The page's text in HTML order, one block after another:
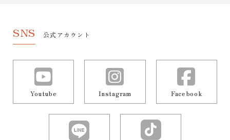
SNS 公式アカウント
Youtube Instagram Facebook